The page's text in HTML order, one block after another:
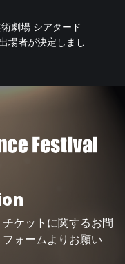
劇場 シアタード
場者が決定しまし
チケット に関するお問
ォームよりお願い